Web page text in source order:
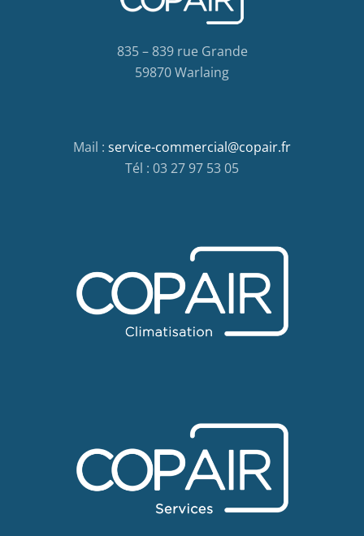
835 – 839 rue Grande
59870 Warlaing
Mail : service-commercial@copair.fr
Tél : 03 27 97 53 05